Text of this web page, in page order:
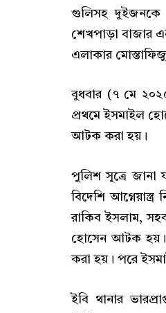
গুলিসহ দুইজনকে
শেখপাড়া বাজার
এলাকার
বুধবার (৭ মে
প্রথমে ইসমাইল
আটক করা হয়।
পুলিশ সূত্রে জানা
বিদেশি
রাকিব ইসলাম,
হোসেন আটক হয়।
করা হয়। পরে
ইবি থানার